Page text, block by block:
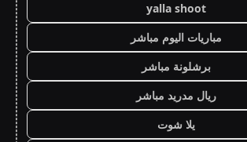
yalla shoot
مباريات اليوم مباشر
برشلونة مباشر
ريال مدريد مباشر
يلا شوت